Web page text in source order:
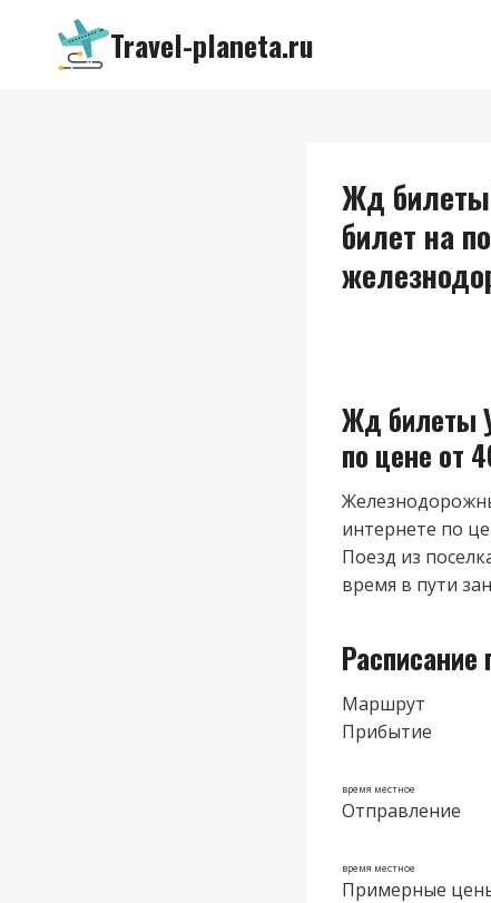
Перейти
содержимому
Travel-planeta.ru
Жд билеты
билет на
Жд билеты
по цене от
интернете по
Поезд из
время в пути
Маршрут
Прибытие
время местное
Отправление
время местное
Примерные